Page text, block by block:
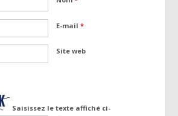
E-mail*
Site web
Saisissez le texte affiché ci-